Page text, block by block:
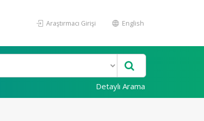
Araştırmacı Girişi English
Detaylı Arama